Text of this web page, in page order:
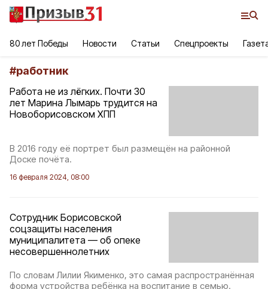
80 лет Победы Новости Статьи Спецпроекты
#работник
Работа не из лёгких. Почти 30
лет Марина Лымарь трудится на
Новоборисовском ХПП
В 2016 году её портрет был размещён на районной
Доске почёта.
16 февраля 2024, 08:00
Сотрудник Борисовской
соцзащиты населения
муниципалитета — об опеке
несовершеннолетних
По словам Лилии Якименко, это самая распространённая
форма устройства ребёнка на воспитание в семью.